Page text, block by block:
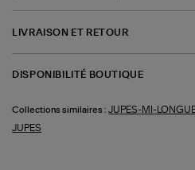
LIVRAISON ET RETOUR
DISPONIBILITÉ BOUTIQUE
Collections similaires : JUPES-MI-
JUPES